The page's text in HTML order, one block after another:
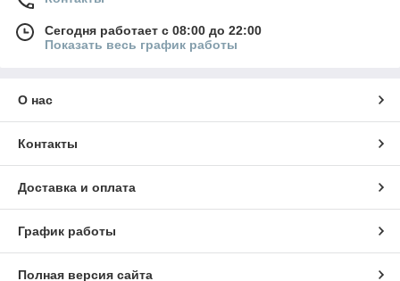
Сегодня работает с 08:00 до 22:00
Показать весь график работы
О нас
Контакты
Доставка и оплата
График работы
Полная версия сайта